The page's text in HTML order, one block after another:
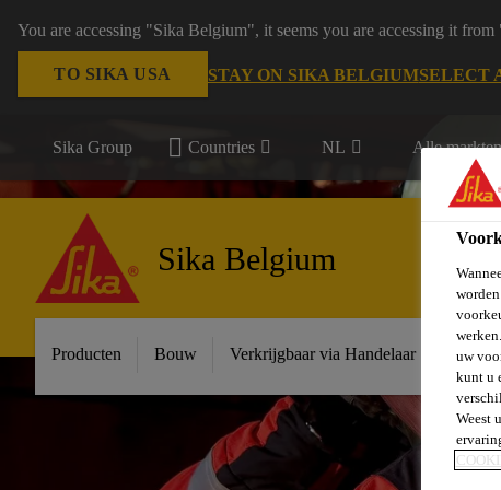
You are accessing "Sika Belgium", it seems you are accessing it
TO SIKA USA STAY ON SIKA BELGIUMSELECT
Sika Group Countries NL Alle markten
Sika Belgium
Producten Bouw Verkrijgbaar via Handelaar
uw
kunt u
Weest